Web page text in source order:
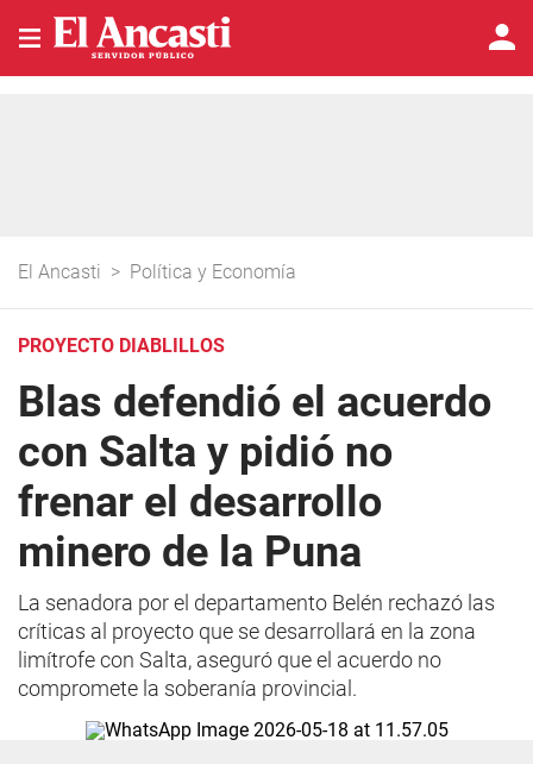
El Ancasti > Política y Economía
PROYECTO DIABLILLOS
Blas defendió el acuerdo
con Salta y pidió no
frenar el desarrollo
minero de la Puna
La senadora por el departamento Belén rechazó las
críticas al proyecto que se desarrollará en la zona
limítrofe con Salta, aseguró que el acuerdo no
compromete la soberanía provincial.